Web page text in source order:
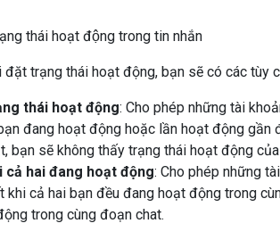
đặt trạng thái hoạt động, bạn sẽ có các tùy
thái hoạt động: Cho phép những tài
đang hoạt động hoặc lần hoạt động gần
bạn sẽ không thấy trạng thái hoạt động
cả hai đang hoạt động: Cho phép những
khi cả hai bạn đều đang hoạt động trong
trong cùng đoạn chat.